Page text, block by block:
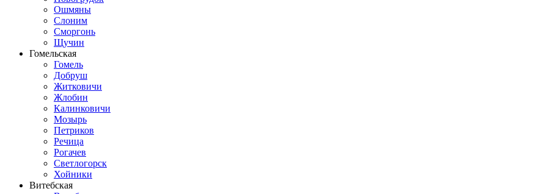
Ошмяны
Слоним
Сморгонь
Щучин
Гомельская
Гомель
Добруш
Житковичи
Жлобин
Калинковичи
Мозырь
Петриков
Речица
Рогачев
Светлогорск
Хойники
Витебская